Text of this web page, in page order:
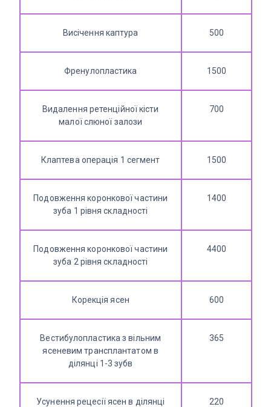
Висічення каптура 500
Френулопластика 1500
Видалення ретенційної кісти
малої слюної залози
700
Клаптева операцiя 1 сегмент 1500
Подовження коронкової частини
зуба 1 рівня складності
1400
Подовження коронкової частини
зуба 2 рівня складності
4400
Корекція ясен 600
Вестибулопластика з вільним
ясеневим трансплантатом в
ділянці 1-3 зубв
365
Усунення рецесії ясен в ділянці 220